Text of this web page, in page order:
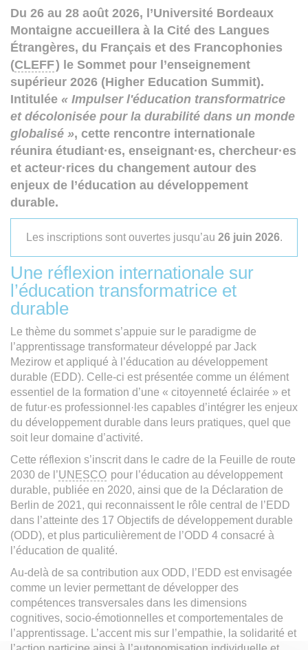
Du 26 au 28 août 2026, l’Université Bordeaux
Montaigne accueillera à la Cité des Langues
Étrangères, du Français et des Francophonies
(CLEFF) le Sommet pour l’enseignement
supérieur 2026 (Higher Education Summit).
Intitulée « Impulser l'éducation transformatrice
et décolonisée pour la durabilité dans un monde
globalisé », cette rencontre internationale
réunira étudiant·es, enseignant·es, chercheur·es
et acteur·rices du changement autour des
enjeux de l’éducation au développement
durable.
Les inscriptions sont ouvertes jusqu’au 26 juin 2026.
Une réflexion internationale sur
l’éducation transformatrice et
durable
Le thème du sommet s’appuie sur le paradigme de
l’apprentissage transformateur développé par Jack
Mezirow et appliqué à l’éducation au développement
durable (EDD). Celle-ci est présentée comme un élément
essentiel de la formation d’une « citoyenneté éclairée » et
de futur·es professionnel·les capables d’intégrer les enjeux
du développement durable dans leurs pratiques, quel que
soit leur domaine d’activité.
Cette réflexion s’inscrit dans le cadre de la Feuille de route
2030 de l’UNESCO pour l’éducation au développement
durable, publiée en 2020, ainsi que de la Déclaration de
Berlin de 2021, qui reconnaissent le rôle central de l’EDD
dans l’atteinte des 17 Objectifs de développement durable
(ODD), et plus particulièrement de l’ODD 4 consacré à
l’éducation de qualité.
Au-delà de sa contribution aux ODD, l’EDD est envisagée
comme un levier permettant de développer des
compétences transversales dans les dimensions
cognitives, socio-émotionnelles et comportementales de
l’apprentissage. L’accent mis sur l’empathie, la solidarité et